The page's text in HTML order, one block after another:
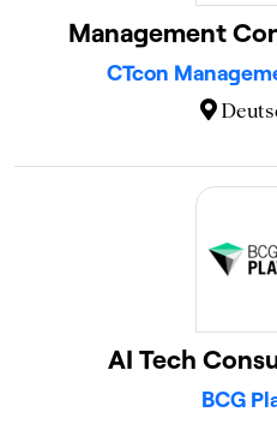
Management
CTcon
AI Tech
BCG